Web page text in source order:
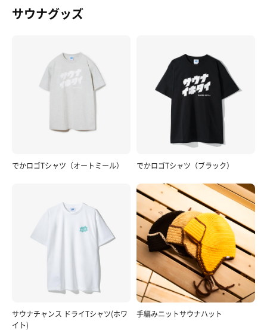
サウナグッズ
でかロゴTシャツ（オートミール） でかロゴTシャツ（ブラック）
サウナチャンス ドライTシャツ(ホワ
イト)
手編みニットサウナハット